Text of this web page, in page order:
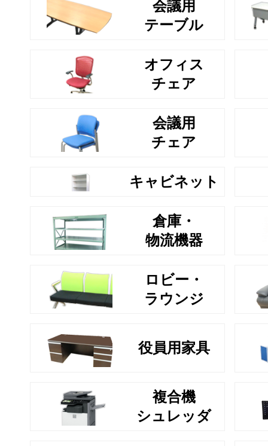
会議用
テーブル
オフィス
チェア
会議用
チェア
キャビネット
倉庫・
物流機器
ロビー・
ラウンジ
役員用家具
複合機
シュレッダ